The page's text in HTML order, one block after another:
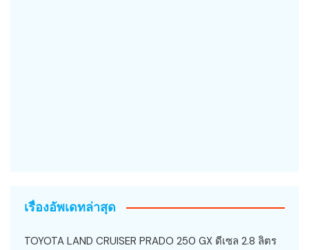
เรื่องอัพเดทล่าสุด
TOYOTA LAND CRUISER PRADO 250 GX ดีเซล 2.8 ลิตร